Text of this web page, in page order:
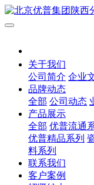
关于我们
公司简介 企业
品牌动态
全部 公司动态
产品展示
全部 优普流通
优普精品系列
料系列
联系我们
客户案例